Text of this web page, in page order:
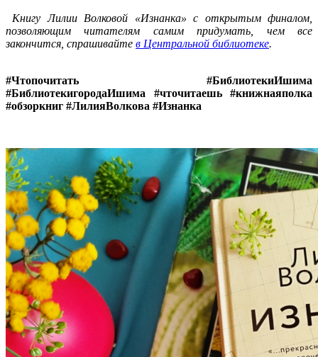
Книгу Лилии Волковой «Изнанка» с открытым финалом,
позволяющим читателям самим придумать, чем все
закончится, спрашивайте в Центральной библиотеке.
#Чтопочитать #БиблиотекиИшима
#БиблиотекигородаИшима #чточитаешь #книжнаяполка
#обзоркниг #ЛилияВолкова #Изнанка